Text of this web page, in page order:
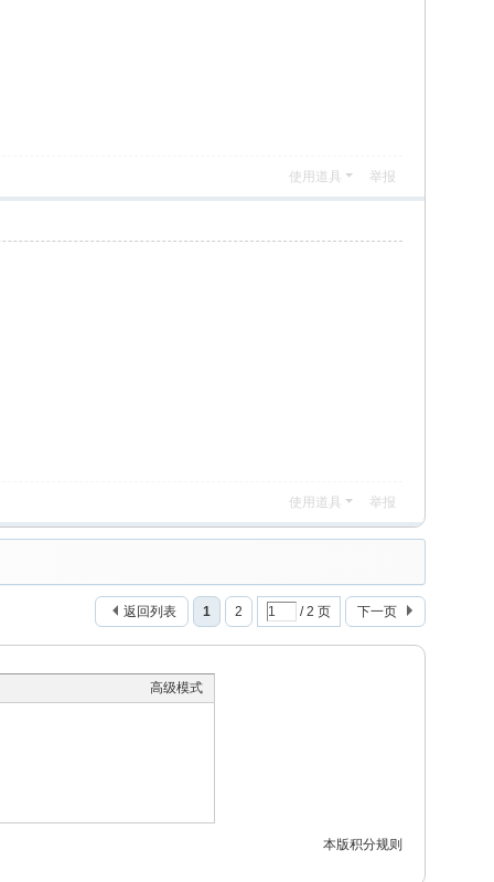
使用道具 举报
使用道具 举报
1 2 / 2 页 下一页
返回列表
高级模式
本版积分规则